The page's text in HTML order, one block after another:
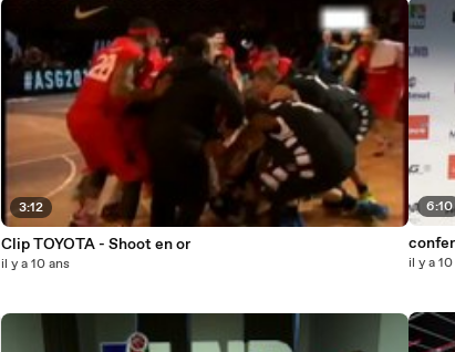
3:12
Clip TOYOTA - Shoot en or
il y a 10 ans
6:10
il y a